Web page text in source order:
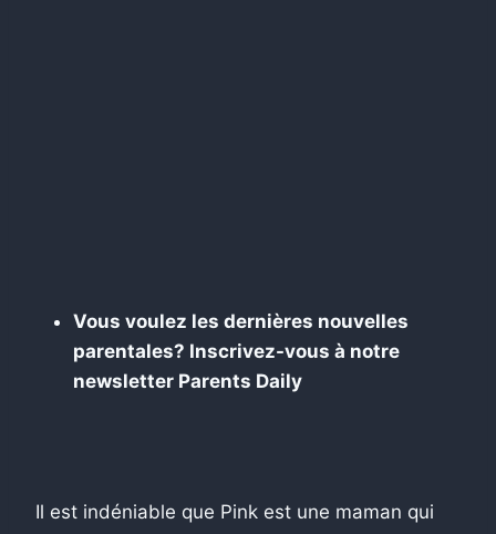
Vous voulez les dernières nouvelles
parentales? Inscrivez-vous à notre
newsletter Parents Daily
Il est indéniable que Pink est une maman qui